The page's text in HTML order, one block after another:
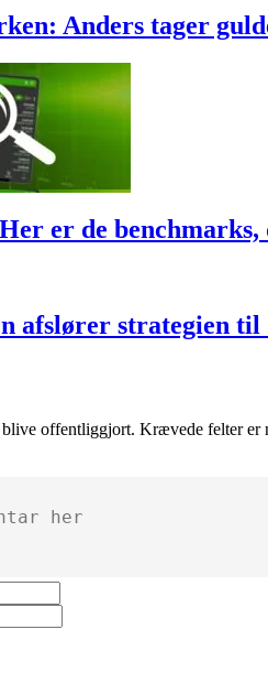
Anders tager
er de
afslører strategien til
offentliggjort. Krævede felter er